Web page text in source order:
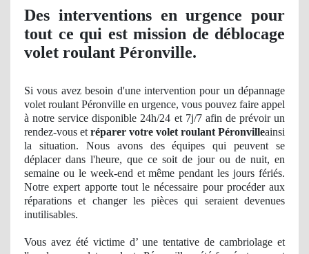
Des interventions en urgence pour
tout ce qui est mission de déblocage
volet roulant Péronville.
Si vous avez besoin d'une intervention pour un dépannage
volet roulant Péronville en urgence, vous pouvez faire appel
à notre service disponible 24h/24 et 7j/7 afin de prévoir un
rendez-vous et réparer votre volet roulant Péronvilleainsi
la situation. Nous avons des équipes qui peuvent se
déplacer dans l'heure, que ce soit de jour ou de nuit, en
semaine ou le week-end et même pendant les jours fériés.
Notre expert apporte tout le nécessaire pour procéder aux
réparations et changer les pièces qui seraient devenues
inutilisables.
Vous avez été victime d’ une tentative de cambriolage et